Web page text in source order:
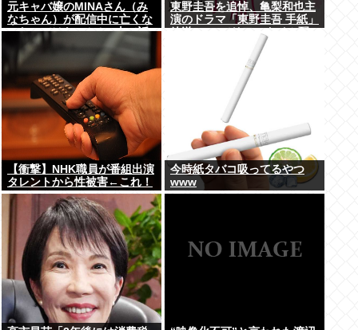
元キャバ嬢のMINAさん（み
なちゃん）が配信中に亡くな
ったのではないかとX上で話
題に（※動画あり）
東野圭吾を追悼、亀梨和也主
演のドラマ「東野圭吾 手紙」
放送 TVerでリアルタイム配
【衝撃】NHK職員が番組出演
タレントから性被害←これ！
今時紙タバコ吸ってるやつ
www